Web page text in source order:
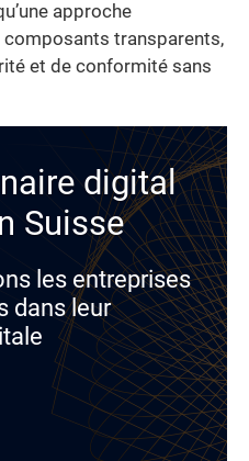
approche
transparents,
et de conformité sans
digital
Suisse
les entreprises
dans leur